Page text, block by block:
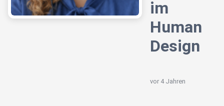
im
Human
Design
vor 4 Jahren